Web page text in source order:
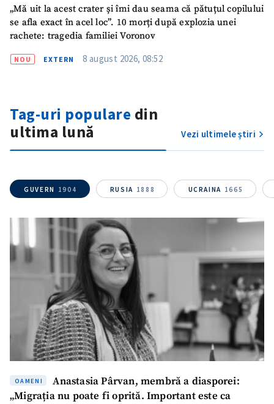
SUSȚINE
„Mă uit la acest crater și îmi dau seama că pătuțul copilului
se afla exact în acel loc”. 10 morți după explozia unei
rachete: tragedia familiei Voronov
NOU EXTERN 8 august 2026, 08:52
Tag-uri populare din
ultima lună
Vezi ultimele știri
GUVERN 1904 RUSIA 1888 UCRAINA 1665
OAMENI
Anastasia Pârvan, membră a diasporei:
„Migrația nu poate fi oprită. Important este ca
confidențialitate.
TRIMITE ȘTIREA